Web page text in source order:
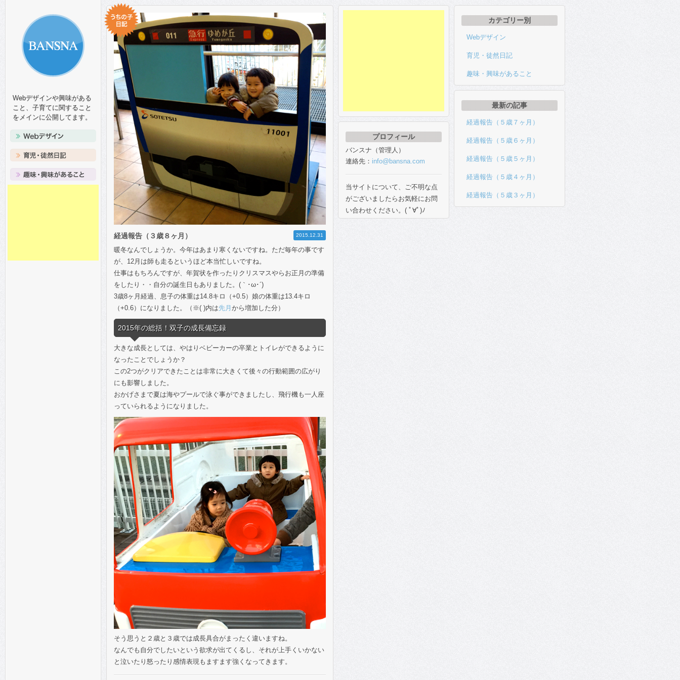
Webデザインや興味がある
こと、子育てに関すること
をメインに公開してます。
2015.12.31
経過報告（３歳８ヶ月）
暖冬なんでしょうか。今年はあまり寒くないですね。ただ毎年の事です
が、12月は師も走るというほど本当忙しいですね。
仕事はもちろんですが、年賀状を作ったりクリスマスやらお正月の準備
をしたり・・自分の誕生日もありました。(｀･ω･´)
3歳8ヶ月経過、息子の体重は14.8キロ（+0.5）娘の体重は13.4キロ
（+0.6）になりました。（※( )内は先月 から増加した分）
2015年の総括！双子の成長備忘録
大きな成長としては、やはりベビーカーの卒業とトイレができるように
なったことでしょうか？
この2つがクリアできたことは非常に大きくて後々の行動範囲の広がり
にも影響しました。
おかげさまで夏は海やプールで泳ぐ事ができましたし、飛行機も一人座
っていられるようになりました。
そう思うと２歳と３歳では成長具合がまったく違いますね。
なんでも自分でしたいという欲求が出てくるし、それが上手くいかない
と泣いたり怒ったり感情表現もますます強くなってきます。
カテゴリー別
Webデザイン
育児・徒然日記
趣味・興味があること
最新の記事
経過報告（５歳７ヶ月）
経過報告（５歳６ヶ月）
経過報告（５歳５ヶ月）
経過報告（５歳４ヶ月）
経過報告（５歳３ヶ月）
プロフィール
バンスナ（管理人）
連絡先： info@bansna.com
当サイトについて、ご不明な点
がございましたらお気軽にお問
い合わせください。( ﾟ∀ﾟ)ﾉ